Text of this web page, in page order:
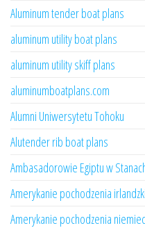
Aluminum tender boat plans
aluminum utility boat plans
aluminum utility skiff plans
aluminumboatplans.com
Alumni Uniwersytetu Tohoku
Alutender rib boat plans
Ambasadorowie Egiptu w
Amerykanie pochodzenia
Amerykanie pochodzenia